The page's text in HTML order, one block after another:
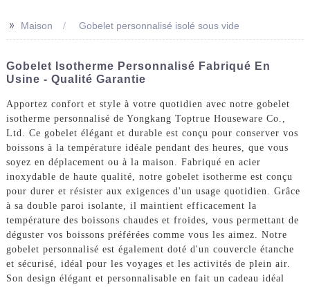
>> Maison Gobelet personnalisé isolé sous vide
Gobelet Isotherme Personnalisé Fabriqué En
Usine - Qualité Garantie
Apportez confort et style à votre quotidien avec notre gobelet
isotherme personnalisé de Yongkang Toptrue Houseware Co.,
Ltd. Ce gobelet élégant et durable est conçu pour conserver vos
boissons à la température idéale pendant des heures, que vous
soyez en déplacement ou à la maison. Fabriqué en acier
inoxydable de haute qualité, notre gobelet isotherme est conçu
pour durer et résister aux exigences d'un usage quotidien. Grâce
à sa double paroi isolante, il maintient efficacement la
température des boissons chaudes et froides, vous permettant de
déguster vos boissons préférées comme vous les aimez. Notre
gobelet personnalisé est également doté d'un couvercle étanche
et sécurisé, idéal pour les voyages et les activités de plein air.
Son design élégant et personnalisable en fait un cadeau idéal